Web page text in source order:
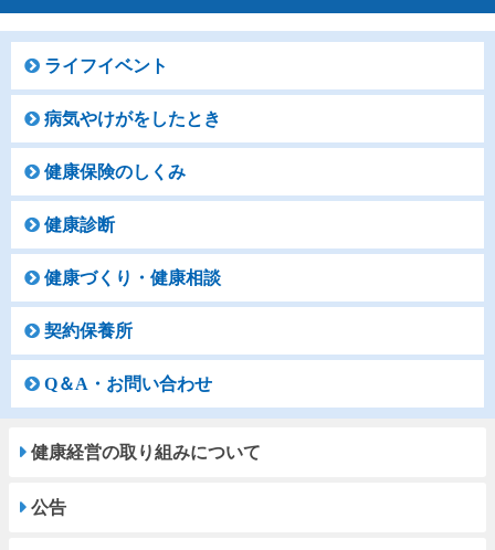
ライフイベント
病気やけがをしたとき
健康保険のしくみ
健康診断
健康づくり・健康相談
契約保養所
Q＆A・お問い合わせ
健康経営の取り組みについて
公告